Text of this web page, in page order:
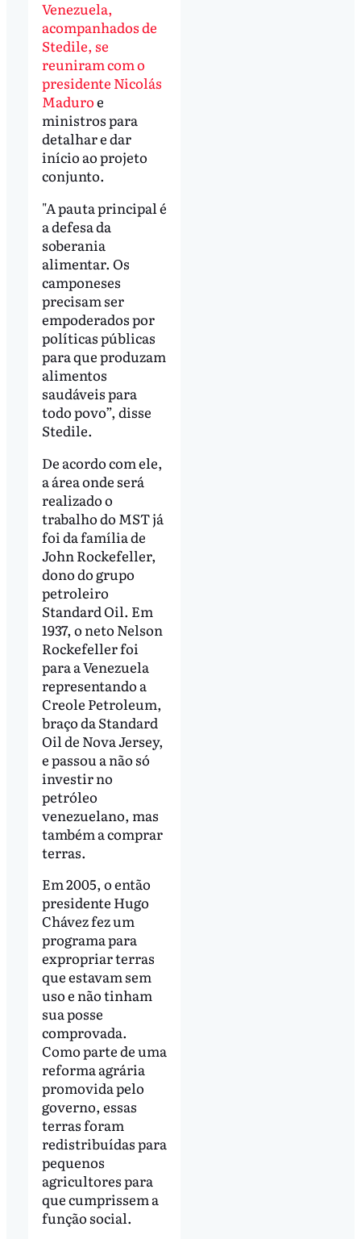
Venezuela,
acompanhados de
Stedile, se
reuniram com o
presidente Nicolás
Maduroe
ministros para
detalhar e dar
início ao projeto
conjunto.
"A pauta principal é
a defesa da
soberania
alimentar. Os
camponeses
precisam ser
empoderados por
políticas públicas
para que produzam
alimentos
saudáveis para
todo povo”, disse
Stedile.
De acordo com ele,
a área onde será
realizado o
trabalho do MST já
foi da família de
John Rockefeller,
dono do grupo
petroleiro
Standard Oil. Em
1937, o neto Nelson
Rockefeller foi
para a Venezuela
representando a
Creole Petroleum,
braço da Standard
Oil de Nova Jersey,
e passou a não só
investir no
petróleo
venezuelano, mas
também a comprar
terras.
Em 2005, o então
presidente Hugo
Chávez fez um
programa para
expropriar terras
que estavam sem
uso e não tinham
sua posse
comprovada.
Como parte de uma
reforma agrária
promovida pelo
governo, essas
terras foram
redistribuídas para
pequenos
agricultores para
que cumprissem a
função social.